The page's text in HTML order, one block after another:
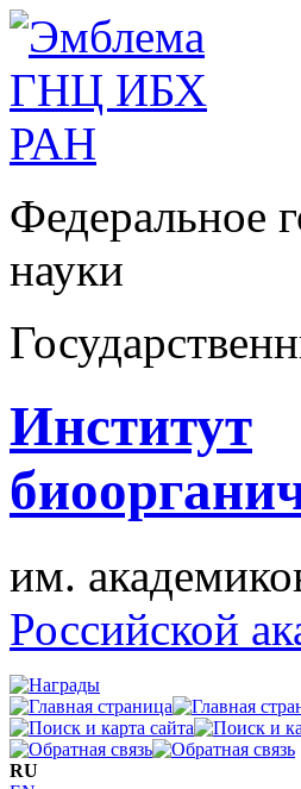
Федеральное
науки
Институт
им.
Российской
RU